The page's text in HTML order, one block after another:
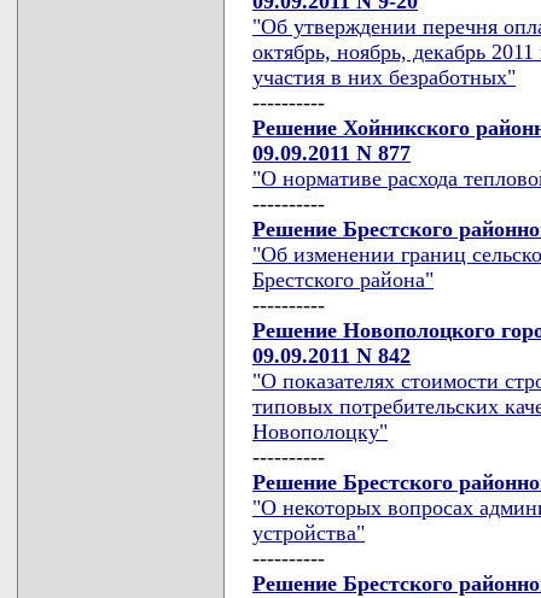
"Об утверждении перечня
октябрь, ноябрь, декабрь
участия в них безработных"
----------
Решение Хойникского
09.09.2011 N 877
"О нормативе расхода
----------
Решение Брестского
"Об изменении границ
Брестского района"
----------
Решение Новополоцкого
09.09.2011 N 842
"О показателях стоимости
типовых потребительских
Новополоцку"
----------
Решение Брестского
"О некоторых вопросах
устройства"
----------
Решение Брестского